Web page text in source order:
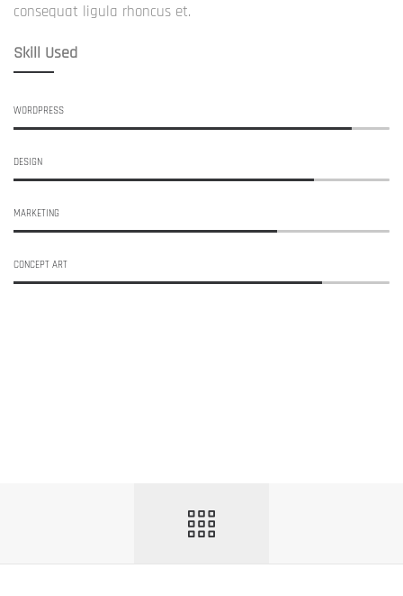
consequat ligula rhoncus et.
Skill Used
WORDPRESS
DESIGN
MARKETING
CONCEPT ART